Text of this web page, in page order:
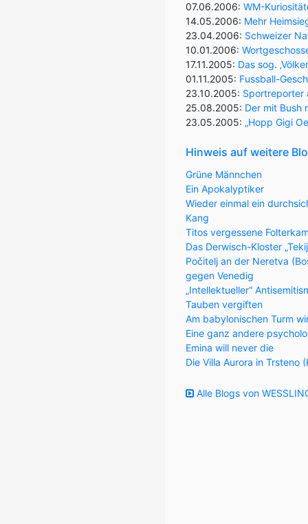
07.06.2006: WM-
14.05.2006: Mehr
23.04.2006: Schweizer
10.01.2006:
17.11.2005: Das sog.
01.11.2005: Fussball-
23.10.2005: Sportreporter
25.08.2005: Der mit Bush
23.05.2005: „Hopp Gigi
Hinweis auf weitere
Grüne Männchen
Ein Apokalyptiker
Wieder einmal ein
Kang
Titos vergessene
Das Derwisch-Kloster
Počitelj an der Neretva
gegen Venedig
„Intellektueller“
Tauben vergiften
Am babylonischen Turm
Eine ganz andere
Emina will never die
Die Villa Aurora in Trsteno
Alle Blogs von